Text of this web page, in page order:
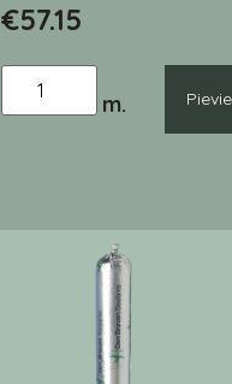
€57.15